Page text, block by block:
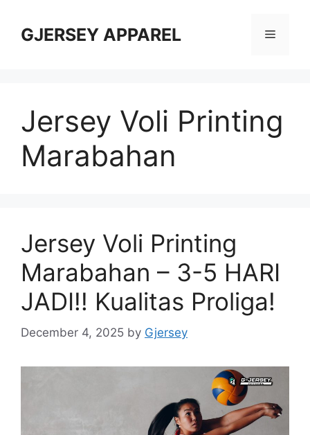
contentGJERSEY APPAREL Menu
Jersey Voli Printing
Marabahan
Jersey Voli Printing
Marabahan – 3-5 HARI
JADI!! Kualitas Proliga!
December 4, 2025 by Gjersey